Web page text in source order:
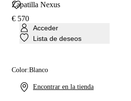
Acceder
Lista de deseos
Encontrar en la tienda
Zapatilla Nexus
€ 570
Color:Blanco